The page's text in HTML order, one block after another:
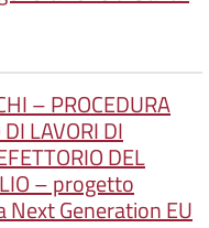
– PROCEDURA
LAVORI DI
DEL
– progetto
Generation EU